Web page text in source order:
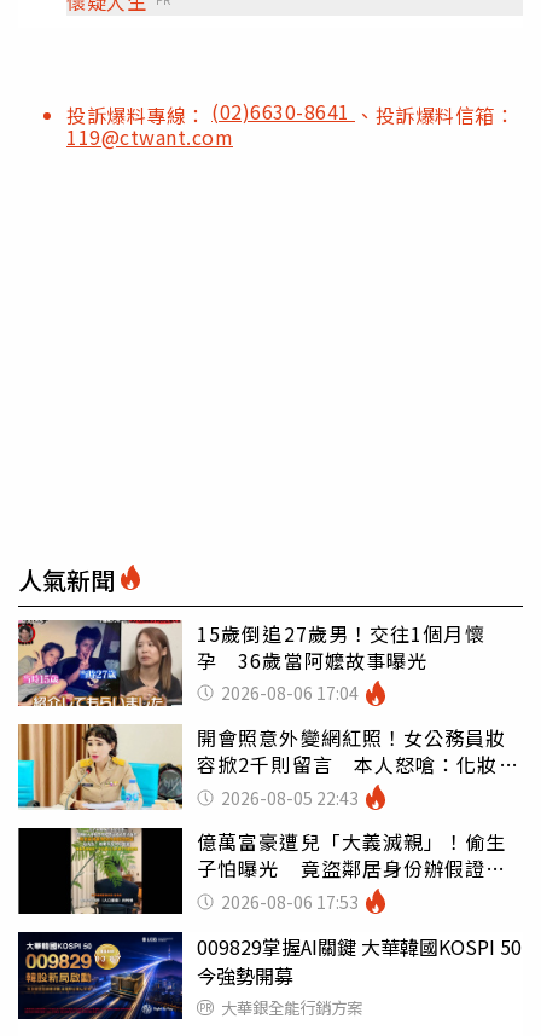
投訴爆料專線： (02)6630-8641 、投訴爆料信箱：
119@ctwant.com
人氣新聞
15歲倒追27歲男！交往1個月懷
孕 36歲當阿嬤故事曝光
2026-08-06 17:04
開會照意外變網紅照！女公務員妝
容掀2千則留言 本人怒嗆：化妝有
錯嗎2026-08-05 22:43
億萬富豪遭兒「大義滅親」！偷生
子怕曝光 竟盜鄰居身份辦假證落
戶 2026-08-06 17:53
009829掌握AI關鍵 大華韓國KOSPI 50
今強勢開募
大華銀全能行銷方案